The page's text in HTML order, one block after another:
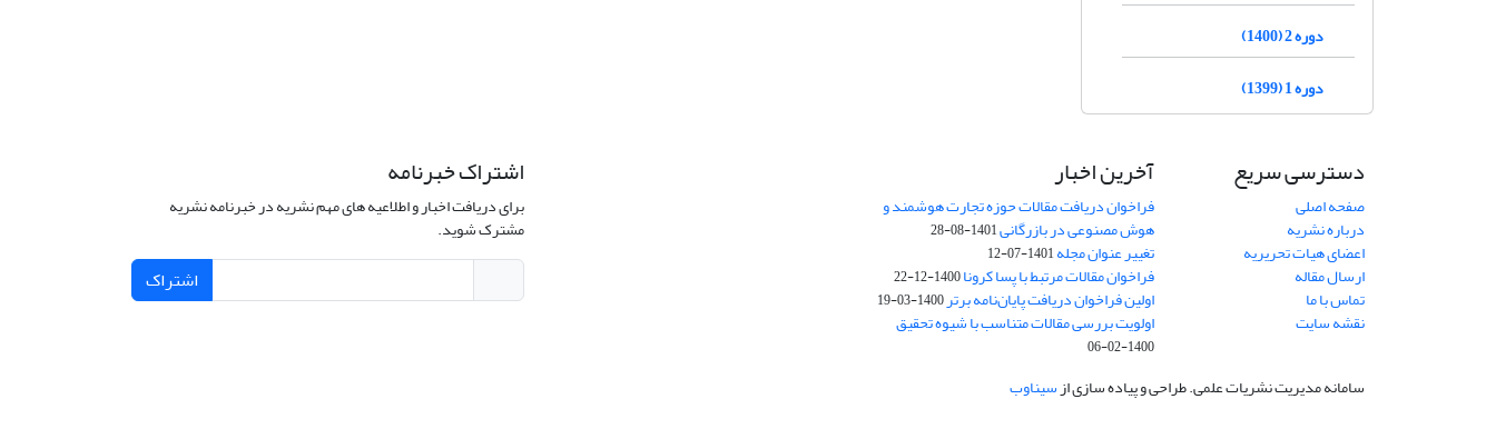
دوره 2 (1400)
دوره 1 (1399)
دسترسی سریع
صفحه اصلی
درباره نشریه
اعضای هیات تحریریه
ارسال مقاله
تماس با ما
نقشه سایت
آخرین اخبار
فراخوان دریافت مقالات حوزه تجارت هوشمند و
هوش مصنوعی در بازرگانی1401-08-28
تغییر عنوان مجله1401-07-12
فراخوان مقالات مرتبط با پسا کرونا1400-12-22
اولین فراخوان دریافت پایان‌نامه برتر1400-03-19
اولویت بررسی مقالات متناسب با شیوه تحقیق
1400-02-06
اشتراک خبرنامه
برای دریافت اخبار و اطلاعیه های مهم نشریه در خبرنامه نشریه
مشترک شوید.
اشتراک
سامانه مدیریت نشریات علمی.طراحی و پیاده سازی ازسیناوب